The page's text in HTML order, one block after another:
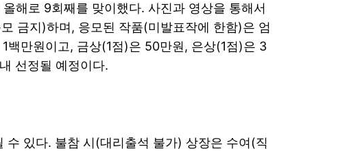
해로 9회째를 맞이했다. 사진과 영상을 통해서
금지)하며, 응모된 작품(미발표작에 한함)은 엄
백만원이고, 금상(1점)은 50만원, 은상(1점)은 3
선정될 예정이다.
있다. 불참 시(대리출석 불가) 상장은 수여(직